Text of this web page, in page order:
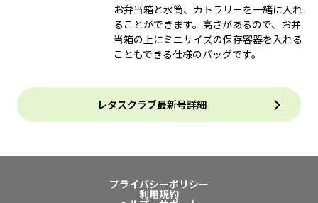
お弁当箱と水筒、カトラリーを一緒に入れ
ることができます。高さがあるので、お弁
当箱の上にミニサイズの保存容器を入れる
こともできる仕様のバッグです。
レタスクラブ最新号詳細
プライバシーポリシー
利用規約